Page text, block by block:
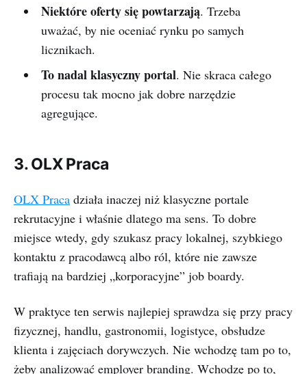
Niektóre oferty się powtarzają. Trzeba
uważać, by nie oceniać rynku po samych
licznikach.
To nadal klasyczny portal. Nie skraca całego
procesu tak mocno jak dobre narzędzie
agregujące.
3. OLX Praca
OLX Praca działa inaczej niż klasyczne portale
rekrutacyjne i właśnie dlatego ma sens. To dobre
miejsce wtedy, gdy szukasz pracy lokalnej, szybkiego
kontaktu z pracodawcą albo ról, które nie zawsze
trafiają na bardziej „korporacyjne” job boardy.
W praktyce ten serwis najlepiej sprawdza się przy pracy
fizycznej, handlu, gastronomii, logistyce, obsłudze
klienta i zajęciach dorywczych. Nie wchodzę tam po to,
żeby analizować employer branding. Wchodzę po to,